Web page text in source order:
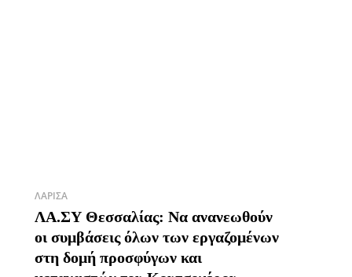
ΛΆΡΙΣΑ
ΛΑ.ΣΥ Θεσσαλίας: Να ανανεωθούν
οι συμβάσεις όλων των εργαζομένων
στη δομή προσφύγων και